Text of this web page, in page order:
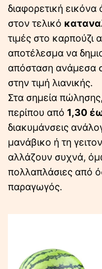
διαφορετική εικόνα
στον τελικό
τιμές στο καρπούζι
αποτέλεσμα να
απόσταση ανάμεσα
στην τιμή λιανικής.
Στα σημεία
περίπου από 1,30
διακυμάνσεις
μανάβικο ή τη
αλλάζουν συχνά,
πολλαπλάσιες από
παραγωγός.